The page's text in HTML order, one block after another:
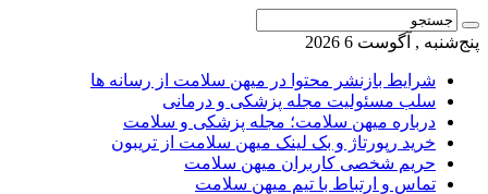
پنج‌شنبه , آگوست 6 2026
شرایط بازنشر محتوا در میهن سلامت از رسانه ها
سلب مسئولیت مجله پزشکی و درمانی
درباره میهن سلامت؛ مجله پزشکی و سلامت
خرید رپورتاژ و بک لینک میهن سلامت از تریبون
حریم شخصی کاربران میهن سلامت
تماس و ارتباط با تیم میهن سلامت